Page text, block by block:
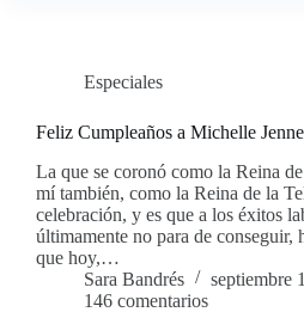
Especiales
Feliz Cumpleaños a Michelle
La que se coronó como la Reina
mí también, como la Reina de la
celebración, y es que a los éxitos
últimamente no para de conseguir,
que hoy,…
Sara Bandrés
septiembre
146 comentarios